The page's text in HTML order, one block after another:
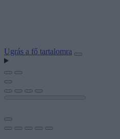
Ugrás a fő tartalomra